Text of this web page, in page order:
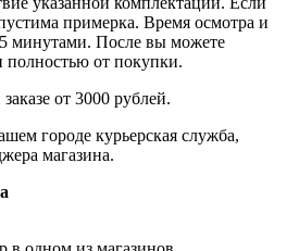
примерка. Время осмотра и
минутами. После вы можете
полностью от покупки.
от 3000 рублей.
городе курьерская служба,
магазина.